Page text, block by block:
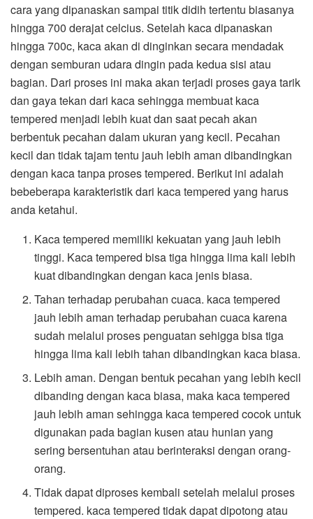
cara yang dipanaskan sampai titik didih tertentu biasanya
hingga 700 derajat celcius. Setelah kaca dipanaskan
hingga 700c, kaca akan di dinginkan secara mendadak
dengan semburan udara dingin pada kedua sisi atau
bagian. Dari proses ini maka akan terjadi proses gaya tarik
dan gaya tekan dari kaca sehingga membuat kaca
tempered menjadi lebih kuat dan saat pecah akan
berbentuk pecahan dalam ukuran yang kecil. Pecahan
kecil dan tidak tajam tentu jauh lebih aman dibandingkan
dengan kaca tanpa proses tempered. Berikut ini adalah
bebeberapa karakteristik dari kaca tempered yang harus
anda ketahui.
Kaca tempered memiliki kekuatan yang jauh lebih
tinggi. Kaca tempered bisa tiga hingga lima kali lebih
kuat dibandingkan dengan kaca jenis biasa.
Tahan terhadap perubahan cuaca. kaca tempered
jauh lebih aman terhadap perubahan cuaca karena
sudah melalui proses penguatan sehigga bisa tiga
hingga lima kali lebih tahan dibandingkan kaca biasa.
Lebih aman. Dengan bentuk pecahan yang lebih kecil
dibanding dengan kaca biasa, maka kaca tempered
jauh lebih aman sehingga kaca tempered cocok untuk
digunakan pada bagian kusen atau hunian yang
sering bersentuhan atau berinteraksi dengan orang-
orang.
Tidak dapat diproses kembali setelah melalui proses
tempered. kaca tempered tidak dapat dipotong atau